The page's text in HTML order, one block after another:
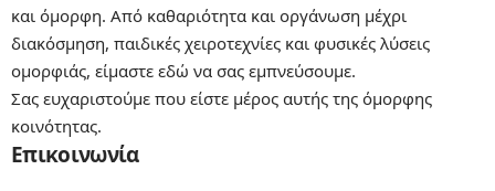
και όμορφη. Από καθαριότητα και οργάνωση μέχρι
διακόσμηση, παιδικές χειροτεχνίες και φυσικές λύσεις
ομορφιάς, είμαστε εδώ να σας εμπνεύσουμε.
Σας ευχαριστούμε που είστε μέρος αυτής της όμορφης
κοινότητας.
Επικοινωνία